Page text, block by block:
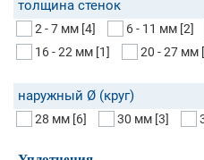
толщина стенок
2 - 7 мм [4] 6 - 11 мм [2]
16 - 22 мм [1] 20 - 27 мм
наружный Ø (круг)
28 мм [6] 30 мм [3]